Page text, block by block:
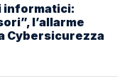
informatici:
l’allarme
Cybersicurezza